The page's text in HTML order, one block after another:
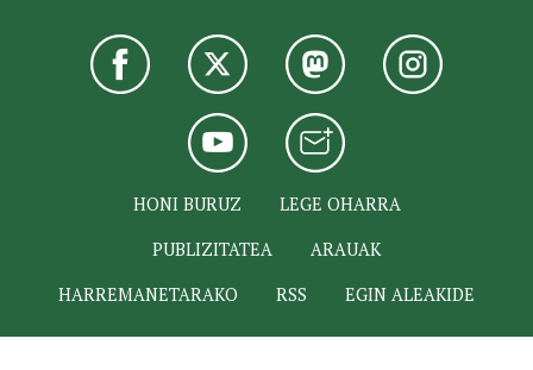
HONI BURUZ
LEGE OHARRA
PUBLIZITATEA
ARAUAK
HARREMANETARAKO
RSS EGIN ALEAKIDE